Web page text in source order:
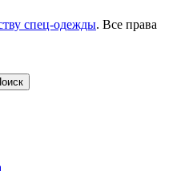
спец-одежды. Все права